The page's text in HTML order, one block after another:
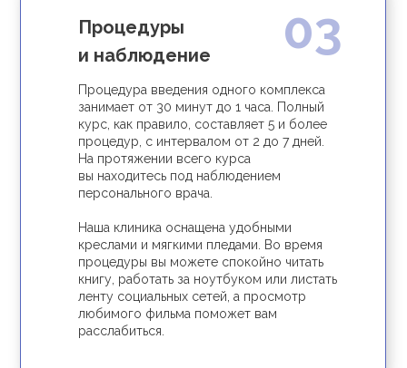
Процедуры
и наблюдение
Процедура введения одного комплекса
занимает от 30 минут до 1 часа. Полный
курс, как правило, составляет 5 и более
процедур, с интервалом от 2 до 7 дней.
На протяжении всего курса
вы находитесь под наблюдением
персонального врача.
Наша клиника оснащена удобными
креслами и мягкими пледами. Во время
процедуры вы можете спокойно читать
книгу, работать за ноутбуком или листать
ленту социальных сетей, а просмотр
любимого фильма поможет вам
расслабиться.
03